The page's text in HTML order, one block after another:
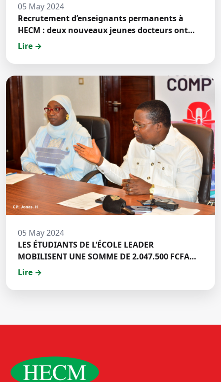
05 May 2024
Recrutement d’enseignants permanents à
HECM : deux nouveaux jeunes docteurs ont
prêté́ serment
Lire →
05 May 2024
LES ÉTUDIANTS DE L’ÉCOLE LEADER
MOBILISENT UNE SOMME DE 2.047.500 FCFA
POUR LE FONDS ZÉRO PALU:DISCOURS DE M.
DE HECM
Lire →